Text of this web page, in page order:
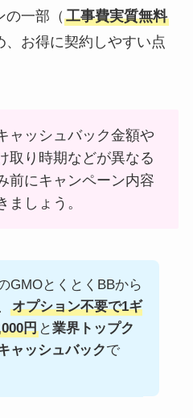
の一部（ 工事費実質無料
お得に契約しやすい点
ャッシュバック金額や
取り時期などが異なる
前にキャンペーン内容
ましょう。
GMOとくとくBBから
オプション不要で1ギ
円と業界トップク
ャッシュバックで